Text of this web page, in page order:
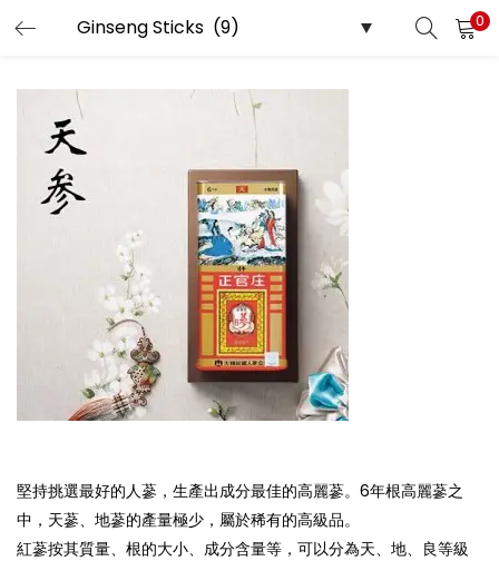
0
堅持挑選最好的人蔘，生產出成分最佳的高麗蔘。6年根高麗蔘之
中，天蔘、地蔘的產量極少，屬於稀有的高級品。
紅蔘按其質量、根的大小、成分含量等，可以分為天、地、良等級
LOGIN REGISTER
Enter your username and password to login.
Remember me
Login
Lost password?